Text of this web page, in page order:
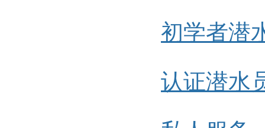
初学者潜
认证潜水